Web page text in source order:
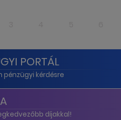
PORTÁL
pénzügyi kérdésre
díjakkal!